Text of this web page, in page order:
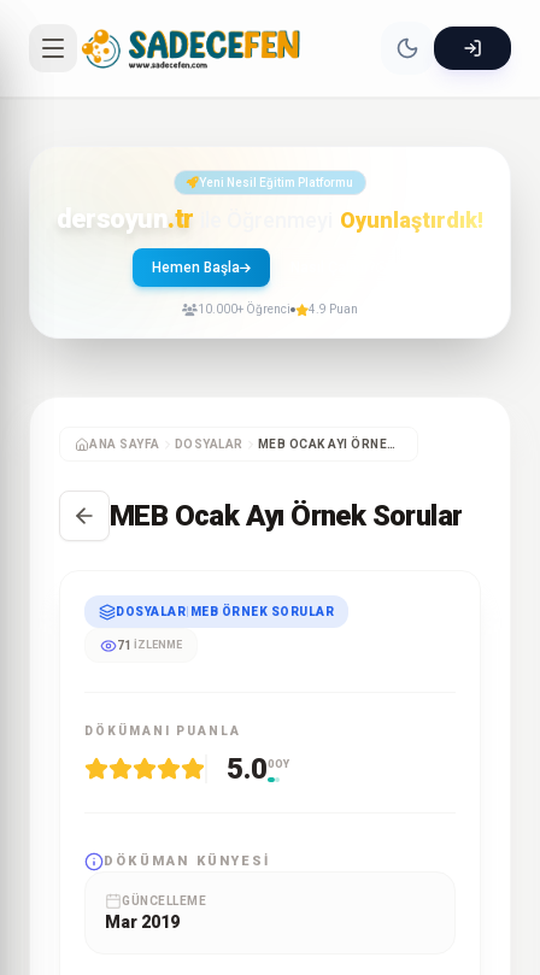
Yeni Nesil Eğitim Platformu
dersoyun .tr Oyunlaştırdık!
Hemen Başla
10.000+ Öğrenci 4.9 Puan
ANA SAYFA DOSYALAR
MEB Ocak Ayı Örnek Sorular
DOSYALAR MEB ÖRNEK SORULAR
71 İZLENME
DÖKÜMANI PUANLA
5.00 OY
DÖKÜMAN KÜNYESI
GÜNCELLEME
Mar 2019